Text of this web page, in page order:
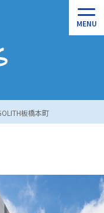
板橋本町